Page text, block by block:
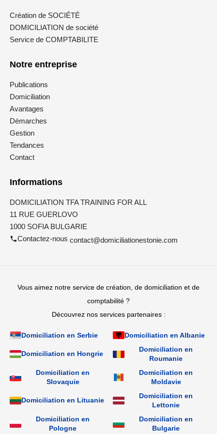
Création de SOCIÉTÉ
DOMICILIATION de société
Service de COMPTABILITE
Notre entreprise
Publications
Domiciliation
Avantages
Démarches
Gestion
Tendances
Contact
Informations
DOMICILIATION TFA TRAINING FOR ALL
11 RUE GUERLOVO
1000 SOFIA BULGARIE
Contactez-nous contact@domiciliationestonie.com
Vous aimez notre service de création, de domiciliation et de
comptabilité ?
Découvrez nos services partenaires :
Domiciliation en Serbie Domiciliation en Albanie
Domiciliation en Hongrie
Domiciliation en
Roumanie
Domiciliation en
Slovaquie
Domiciliation en
Moldavie
Domiciliation en Lituanie
Domiciliation en
Lettonie
Domiciliation en
Pologne
Domiciliation en
Bulgarie